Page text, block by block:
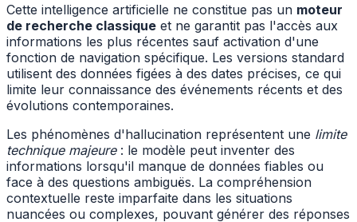
Cette intelligence artificielle ne constitue pas un moteur
de recherche classique et ne garantit pas l'accès aux
informations les plus récentes sauf activation d'une
fonction de navigation spécifique. Les versions standard
utilisent des données figées à des dates précises, ce qui
limite leur connaissance des événements récents et des
évolutions contemporaines.
Les phénomènes d'hallucination représentent une limite
technique majeure: le modèle peut inventer des
informations lorsqu'il manque de données fiables ou
face à des questions ambiguës. La compréhension
contextuelle reste imparfaite dans les situations
nuancées ou complexes, pouvant générer des réponses